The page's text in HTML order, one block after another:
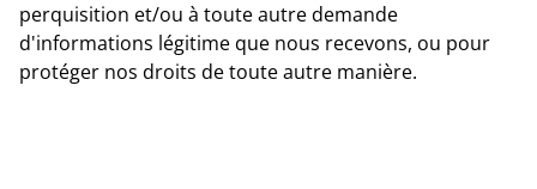
perquisition et/ou à toute autre demande
d'informations légitime que nous recevons, ou pour
protéger nos droits de toute autre manière.